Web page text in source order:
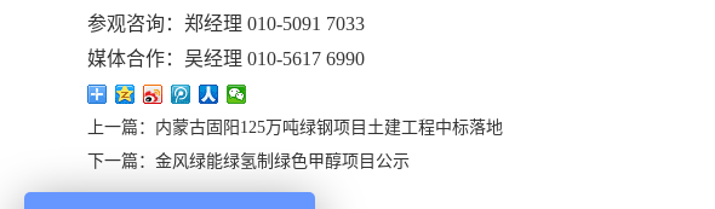
参观咨询：郑经理 010-5091 7033
媒体合作：吴经理 010-5617 6990
上一篇：内蒙古固阳125万吨绿钢项目土建工程中标落地
下一篇：金风绿能绿氢制绿色甲醇项目公示